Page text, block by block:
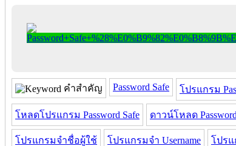
คำสำคัญ Password Safe โปรแกรม
โหลดโปรแกรม Password Safe ดาวน์โหลด
โปรแกรมจำชื่อผู้ใช้ โปรแกรมจำ Username โปรแ